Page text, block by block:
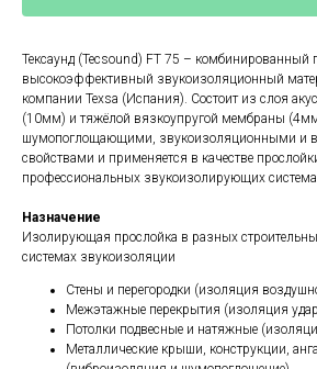
Тексаунд (Tecsound) FT 75 – комбинированный
высокоэффективный звукоизоляционный
компании Texsa (Испания). Состоит из слоя
(10мм) и тяжёлой вязкоупругой мембраны
шумопоглощающими, звукоизоляционными и
свойствами и применяется в качестве
профессиональных звукоизолирующих
Назначение
Изолирующая прослойка в разных
системах звукоизоляции
Стены и перегородки (изоляция
Межэтажные перекрытия (изоляция
Потолки подвесные и натяжные
Металлические крыши, конструкции,